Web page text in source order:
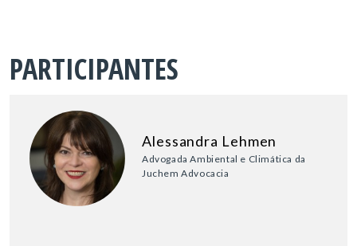
PARTICIPANTES
Alessandra Lehmen
Advogada Ambiental e Climática da
Juchem Advocacia